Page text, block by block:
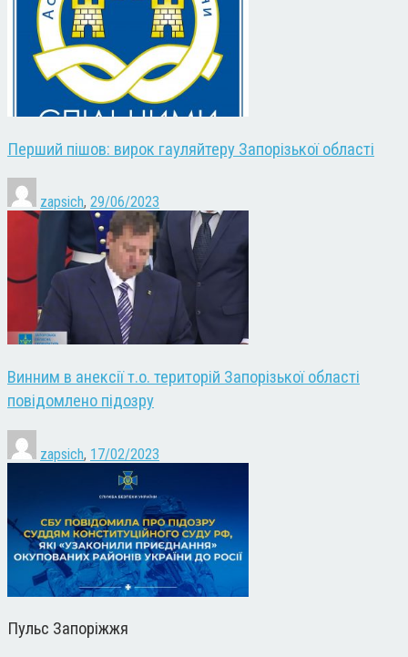
Перший пішов: вирок гауляйтеру Запорізької області
zapsich, 29/06/2023
Винним в анексії т.о. територій Запорізької області
повідомлено підозру
zapsich, 17/02/2023
Пульс Запоріжжя